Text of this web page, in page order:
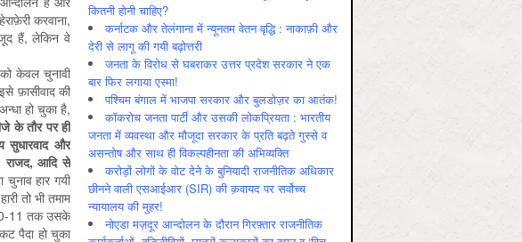
करवाना,
हैं, लेकिन वे
केवल चुनावी
फ़ासीवाद की
हो चुका है,
के तौर पर ही
सुधारवाद और
राजद, आदि से
हार गयी
तो भी तमाम
11 तक उसके
पैदा हो चुका
कितनी होनी चाहिए?
कर्नाटक और तेलंगाना में न्यूनतम वेतन वृद्धि : नाकाफ़ी और
देरी से लागू की गयी बढ़ोत्तरी
जनता के विरोध से घबराकर उत्तर प्रदेश सरकार ने एक
बार फिर लगाया एस्मा!
पश्चिम बंगाल में भाजपा सरकार और बुलडोज़र का आतंक!
कॉकरोच जनता पार्टी और उसकी लोकप्रियता : भारतीय
जनता में व्‍यवस्‍था और मौजूदा सरकार के प्रति बढ़ते गुस्‍से व
असन्‍तोष और साथ ही विकल्‍पहीनता की अभिव्‍यक्ति
करोड़ों लोगों के वोट देने के बुनियादी राजनीतिक अधिकार
छीनने वाली एसआईआर (SIR) की क़वायद पर सर्वोच्च
न्यायालय की मुहर!
नोएडा मज़दूर आन्दोलन के दौरान गिरफ़्तार राजनीतिक